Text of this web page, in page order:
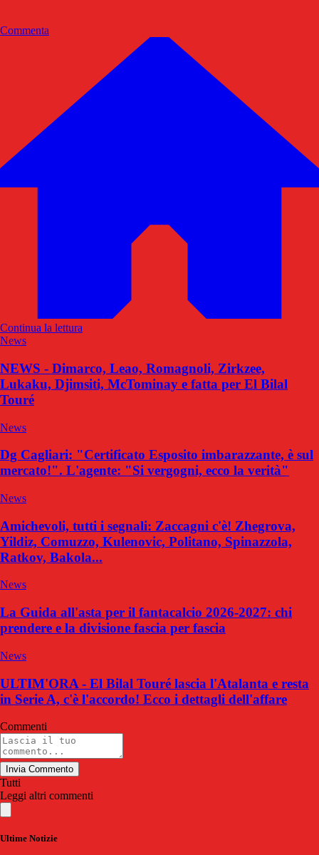
Commenta
Continua la lettura
News
NEWS - Dimarco, Leao, Romagnoli, Zirkzee,
Lukaku, Djimsiti, McTominay e fatta per El Bilal
Touré
News
Dg Cagliari: "Certificato Esposito imbarazzante, è sul
mercato!". L'agente: "Si vergogni, ecco la verità"
News
Amichevoli, tutti i segnali: Zaccagni c'è! Zhegrova,
Yildiz, Comuzzo, Kulenovic, Politano, Spinazzola,
Ratkov, Bakola...
News
La Guida all'asta per il fantacalcio 2026-2027: chi
prendere e la divisione fascia per fascia
News
ULTIM'ORA - El Bilal Touré lascia l'Atalanta e resta
in Serie A, c'è l'accordo! Ecco i dettagli dell'affare
Commenti
Invia Commento
Tutti
Leggi altri commenti
Ultime Notizie